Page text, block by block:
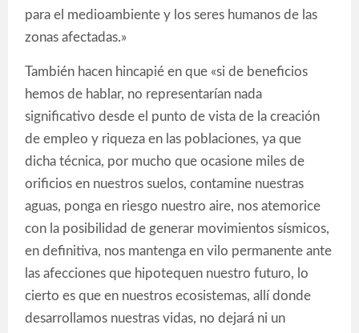
para el medioambiente y los seres humanos de las
zonas afectadas.»
También hacen hincapié en que «si de beneficios
hemos de hablar, no representarían nada
significativo desde el punto de vista de la creación
de empleo y riqueza en las poblaciones, ya que
dicha técnica, por mucho que ocasione miles de
orificios en nuestros suelos, contamine nuestras
aguas, ponga en riesgo nuestro aire, nos atemorice
con la posibilidad de generar movimientos sísmicos,
en definitiva, nos mantenga en vilo permanente ante
las afecciones que hipotequen nuestro futuro, lo
cierto es que en nuestros ecosistemas, allí donde
desarrollamos nuestras vidas, no dejará ni un